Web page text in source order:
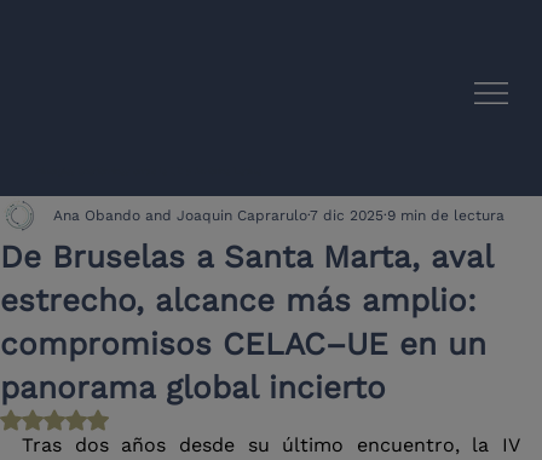
De Bruselas a Santa Marta, aval
estrecho, alcance más amplio:
compromisos CELAC–UE en un
panorama global incierto
Ana Obando and Joaquin Caprarulo7 dic 2025 9 min de lectura
Obtuvo NaN de 5 estrellas.
Tras dos años desde su último encuentro, la IV